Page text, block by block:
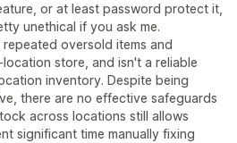
or at least password protect it,
unethical if you ask me.
oversold items and
store, and isn't a reliable
inventory. Despite being
there are no effective safeguards
across locations still allows
significant time manually fixing